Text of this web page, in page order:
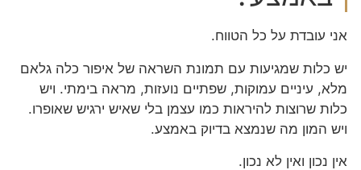
אני עובדת על כל הטווח.
יש כלות שמגיעות עם תמונת השראה של איפור כלה גלאם
מלא, עיניים עמוקות, שפתיים נועזות, מראה בימתי. ויש
כלות שרוצות להיראות כמו עצמן בלי שאיש ירגיש שאופרו.
ויש המון מה שנמצא בדיוק באמצע.
אין נכון ואין לא נכון.